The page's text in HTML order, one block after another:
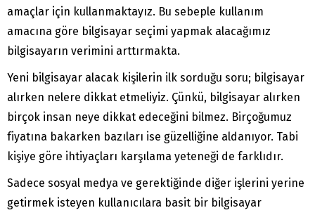
amaçlar için kullanmaktayız. Bu sebeple kullanım
amacına göre bilgisayar seçimi yapmak alacağımız
bilgisayarın verimini arttırmakta.
Yeni bilgisayar alacak kişilerin ilk sorduğu soru; bilgisayar
alırken nelere dikkat etmeliyiz. Çünkü, bilgisayar alırken
birçok insan neye dikkat edeceğini bilmez. Birçoğumuz
fiyatına bakarken bazıları ise güzelliğine aldanıyor. Tabi
kişiye göre ihtiyaçları karşılama yeteneği de farklıdır.
Sadece sosyal medya ve gerektiğinde diğer işlerini yerine
getirmek isteyen kullanıcılara basit bir bilgisayar